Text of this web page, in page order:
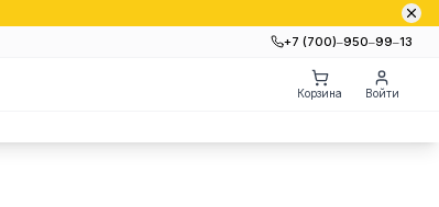
+7 (700)‒950‒99‒13
Корзина Войти